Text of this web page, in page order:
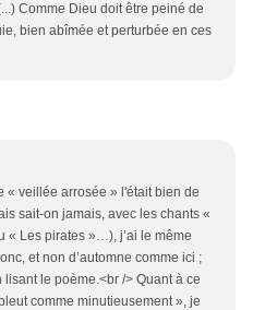
Comme Dieu doit être peiné de
bien abîmée et perturbée en ces
« veillée arrosée » l'était bien de
sait-on jamais, avec les chants «
« Les pirates »…), j’ai le même
et non d’automne comme ici ;
lisant le poème.<br /> Quant à ce
comme minutieusement », je